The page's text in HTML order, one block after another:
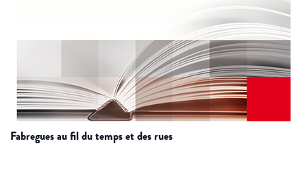
fabregues au fil du temps et des rues